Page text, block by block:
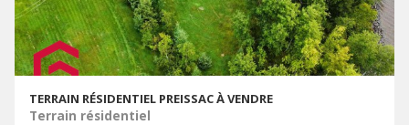
TERRAIN RÉSIDENTIEL PREISSAC À VENDRE
Terrain résidentiel